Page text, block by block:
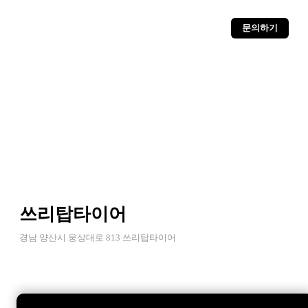
문의하기
쓰리탑타이어
경남 양산시 웅상대로 813 쓰리탑타이어